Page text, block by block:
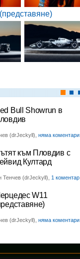
Bull Showrun в
(drJeckyll), няма коментари
към Пловдив с
Култард
Тенчев (drJeckyll), 1 коментар
W11
(drJeckyll), няма коментари